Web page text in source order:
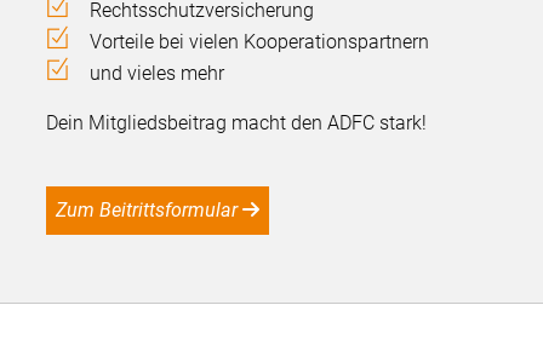
Rechtsschutzversicherung
Vorteile bei vielen Kooperationspartnern
und vieles mehr
Dein Mitgliedsbeitrag macht den ADFC stark!
Zum Beitrittsformular